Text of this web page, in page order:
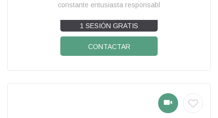
constante entusiasta responsabl
1 SESIÓN GRATIS
CONTACTAR